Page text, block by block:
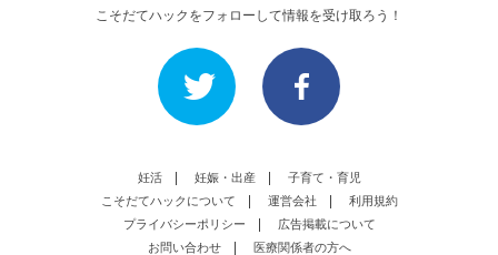
こそだてハックをフォローして情報を受け取ろう！
妊活 妊娠・出産
子育て・育児
こそだてハックについて
運営会社
利用規約
プライバシーポリシー
広告掲載について
お問い合わせ
医療関係者の方へ